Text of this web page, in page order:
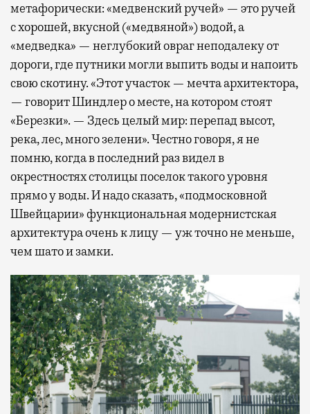
метафорически: «медвенский ручей» — это ручей
с хорошей, вкусной («медвяной») водой, а
«медведка» — неглубокий овраг неподалеку от
дороги, где путники могли выпить воды и напоить
свою скотину. «Этот участок — мечта архитектора,
— говорит Шиндлер о месте, на котором стоят
«Березки». — Здесь целый мир: перепад высот,
река, лес, много зелени». Честно говоря, я не
помню, когда в последний раз видел в
окрестностях столицы поселок такого уровня
прямо у воды. И надо сказать, «подмосковной
Швейцарии» функциональная модернистская
архитектура очень к лицу — уж точно не меньше,
чем шато и замки.